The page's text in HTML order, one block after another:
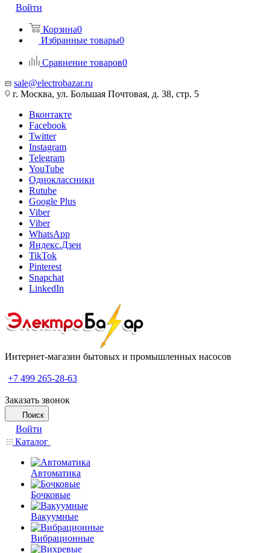
Войти
Корзина0
Избранные товары0
Сравнение товаров0
sale@electrobazar.ru
г. Москва, ул. Большая Почтовая, д. 38, стр. 5
Вконтакте
Facebook
Twitter
Instagram
Telegram
YouTube
Одноклассники
Rutube
Google Plus
Viber
Viber
WhatsApp
Яндекс.Дзен
TikTok
Pinterest
Snapchat
LinkedIn
Интернет-магазин бытовых и промышленных насосов
+7 499 265-28-63
Заказать звонок
Поиск
Войти
Каталог
Автоматика
Бочковые
Вакуумные
Вибрационные